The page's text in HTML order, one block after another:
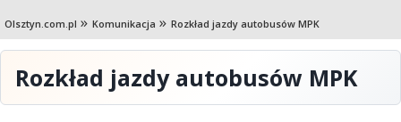
Olsztyn.com.pl Komunikacja Rozkład jazdy autobusów MPK
Rozkład jazdy autobusów MPK